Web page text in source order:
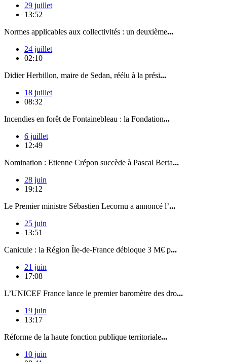
29 juillet
13:52
Normes applicables aux collectivités : un deuxième...
24 juillet
02:10
Didier Herbillon, maire de Sedan, réélu à la prési...
18 juillet
08:32
Incendies en forêt de Fontainebleau : la Fondation...
6 juillet
12:49
Nomination : Etienne Crépon succède à Pascal Berta...
28 juin
19:12
Le Premier ministre Sébastien Lecornu a annoncé l’...
25 juin
13:51
Canicule : la Région Île-de-France débloque 3 M€ p...
21 juin
17:08
L’UNICEF France lance le premier baromètre des dro...
19 juin
13:17
Réforme de la haute fonction publique territoriale...
10 juin